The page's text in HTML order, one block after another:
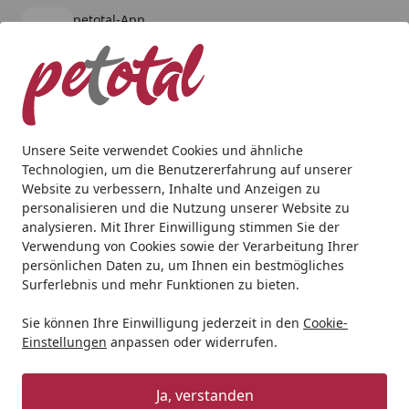
Unsere Seite verwendet Cookies und ähnliche
Technologien, um die Benutzererfahrung auf unserer
Website zu verbessern, Inhalte und Anzeigen zu
personalisieren und die Nutzung unserer Website zu
analysieren. Mit Ihrer Einwilligung stimmen Sie der
Verwendung von Cookies sowie der Verarbeitung Ihrer
persönlichen Daten zu, um Ihnen ein bestmögliches
Surferlebnis und mehr Funktionen zu bieten.
Sie können Ihre Einwilligung jederzeit in den Cookie-
Einstellungen anpassen oder widerrufen.
Ja, verstanden
petotal-App
kostenlos - Im App Store
Alle Produkte
Mein Konto
Suchen
Startseite
Hund Hundetrockenfutter Tundra Tundra 3,18kg
Tundra 3,18kg Lachs